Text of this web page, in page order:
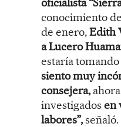
conocimiento
de enero,Edith
a Lucero
estaría tomando
siento muy
consejera,
investigados en
labores”,señaló.